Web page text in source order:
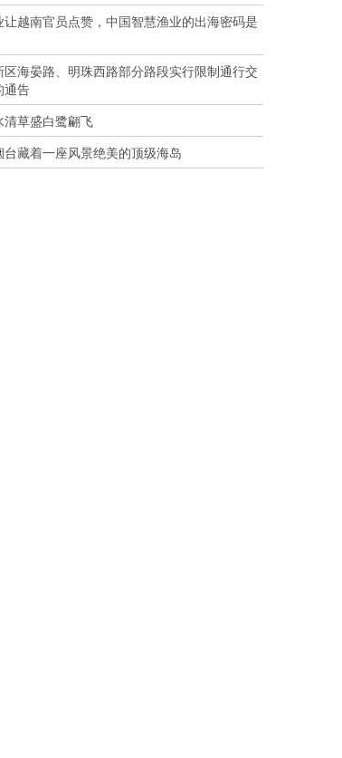
越南官员点赞，中国智慧渔业的出海密码是
区海晏路、明珠西路部分路段实行限制通行交
通告
清草盛白鹭翩飞
台藏着一座风景绝美的顶级海岛